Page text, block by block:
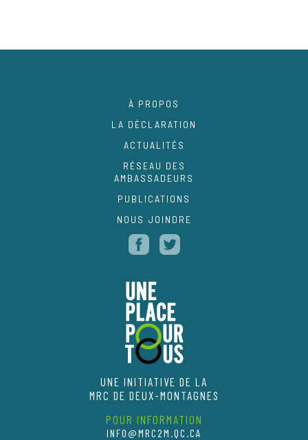
À PROPOS
LA DÉCLARATION
ACTUALITÉS
RÉSEAU DES
AMBASSADEURS
PUBLICATIONS
NOUS JOINDRE
UNE INITIATIVE DE LA
MRC DE DEUX-MONTAGNES
POUR INFORMATION
INFO@MRC2M.QC.CA